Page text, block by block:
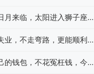
场无压力
月来临，太阳进入狮子座，
带来新机遇
业，不走弯路，更能顺利把
四个生肖
的钱包，不花冤枉钱，今年